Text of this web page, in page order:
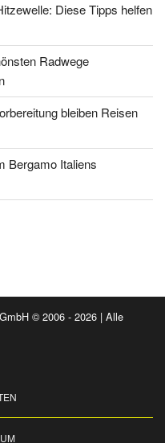
Diese Tipps helfen
Radwege
bleiben Reisen
Bergamo Italiens
© 2006 - 2026 | Alle